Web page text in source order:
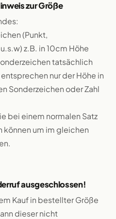
zur Größe
(Punkt,
z.B. in 10cm Höhe
tatsächlich
nur der Höhe in
Sonderzeichen oder Zahl
bei einem normalen Satz
können um im gleichen
ausgeschlossen!
Kauf in bestellter Größe
dieser nicht